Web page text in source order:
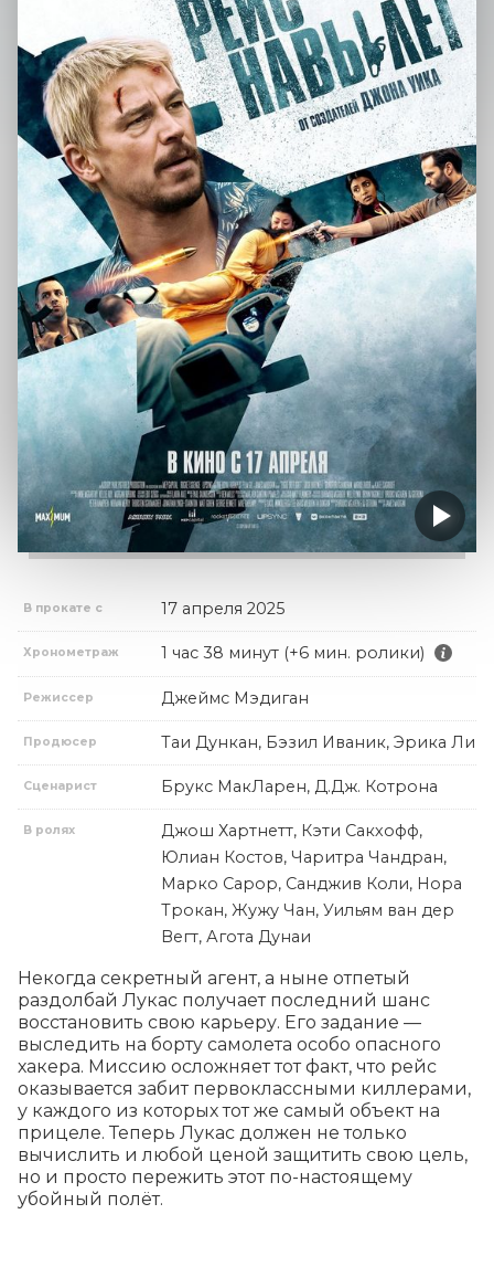
В прокате с 17 апреля 2025
Хронометраж 1 час 38 минут (+6 мин. ролики)
Режиссер Джеймс Мэдиган
Продюсер Таи Дункан, Бэзил Иваник, Эрика Ли
Сценарист Брукс МакЛарен, Д.Дж. Котрона
В ролях
Джош Хартнетт, Кэти Сакхофф,
Юлиан Костов, Чаритра Чандран,
Марко Сарор, Санджив Коли, Нора
Трокан, Жужу Чан, Уильям ван дер
Вегт, Агота Дунаи
Некогда секретный агент, а ныне отпетый
раздолбай Лукас получает последний шанс
восстановить свою карьеру. Его задание —
выследить на борту самолета особо опасного
хакера. Миссию осложняет тот факт, что рейс
оказывается забит первоклассными киллерами,
у каждого из которых тот же самый объект на
прицеле. Теперь Лукас должен не только
вычислить и любой ценой защитить свою цель,
но и просто пережить этот по-настоящему
убойный полёт.